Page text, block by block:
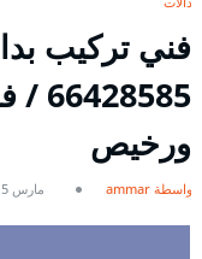
فني تركيب
ورخيص
بواسطة ammar مارس 5, 2021